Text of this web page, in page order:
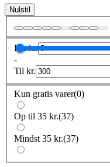
Nulstil
Frakr.
-
Til kr.
Kun gratis varer(0)
Op til 35 kr.(37)
Mindst 35 kr.(37)